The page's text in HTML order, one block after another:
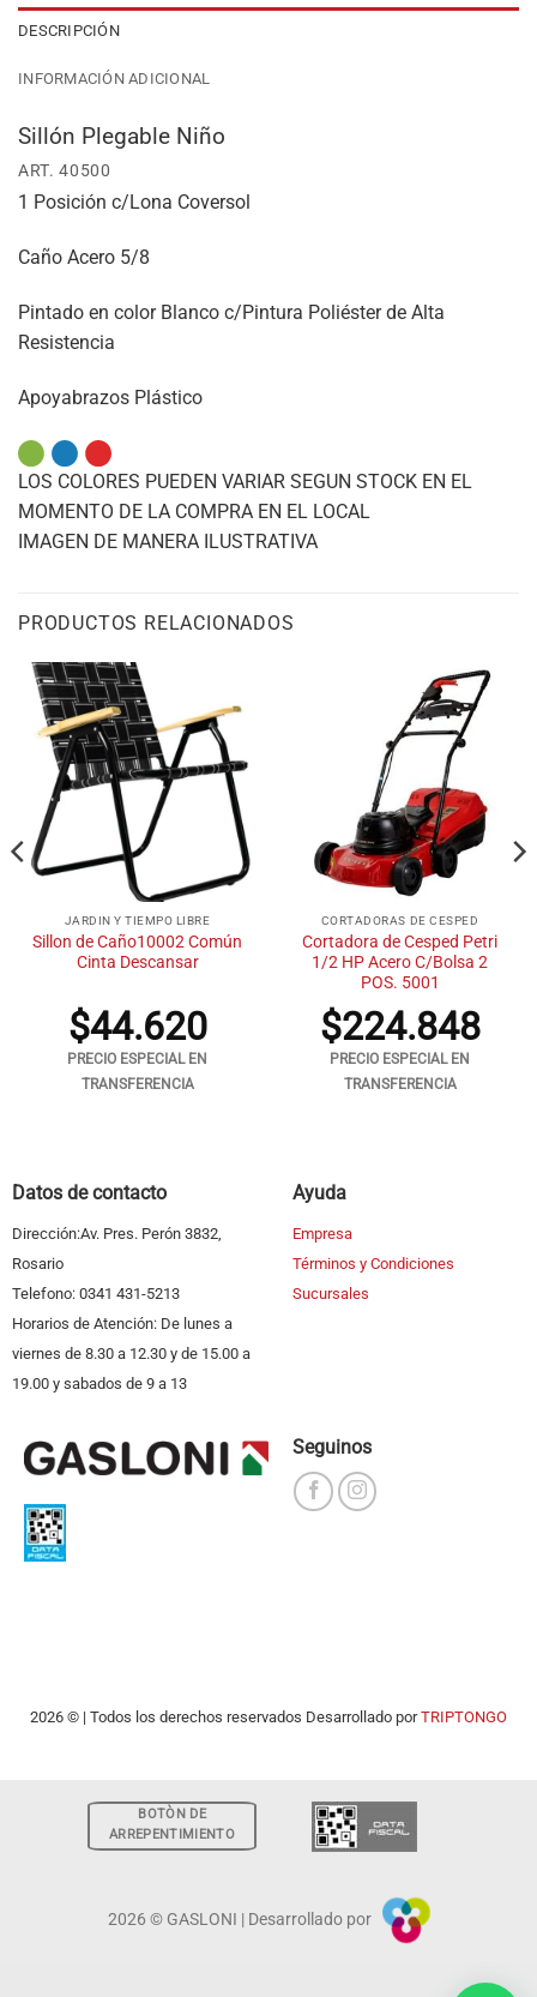
DESCRIPCIÓN
INFORMACIÓN ADICIONAL
Sillón Plegable Niño
ART. 40500
1 Posición c/Lona Coversol
Caño Acero 5/8
Pintado en color Blanco c/Pintura Poliéster de Alta
Resistencia
Apoyabrazos Plástico
LOS COLORES PUEDEN VARIAR SEGUN STOCK EN EL
MOMENTO DE LA COMPRA EN EL LOCAL
IMAGEN DE MANERA ILUSTRATIVA
PRODUCTOS RELACIONADOS
JARDIN Y TIEMPO LIBRE
Sillon de Caño10002 Común
Cinta Descansar
$44.620
PRECIO ESPECIAL EN
TRANSFERENCIA
CORTADORAS DE CESPED
Cortadora de Cesped Petri
1/2 HP Acero C/Bolsa 2
POS. 5001
$224.848
PRECIO ESPECIAL EN
TRANSFERENCIA
Datos de contacto
Dirección:Av. Pres. Perón 3832,
Rosario
Telefono: 0341 431-5213
Horarios de Atención: De lunes a
viernes de 8.30 a 12.30 y de 15.00 a
19.00 y sabados de 9 a 13
Ayuda
Empresa
Términos y Condiciones
Sucursales
Seguinos
2026 © | Todos los derechos reservados Desarrollado porTRIPTONGO
BOTÒN DE
ARREPENTIMIENTO
2026 © GASLONI | Desarrollado por